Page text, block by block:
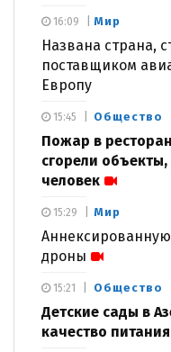
Мир
Названа страна,
поставщиком
Европу
16:09
Общество
Пожар в
сгорели
человек
15:45
Мир
дроны
15:29
Общество
Детские сады в
качество питания
15:21